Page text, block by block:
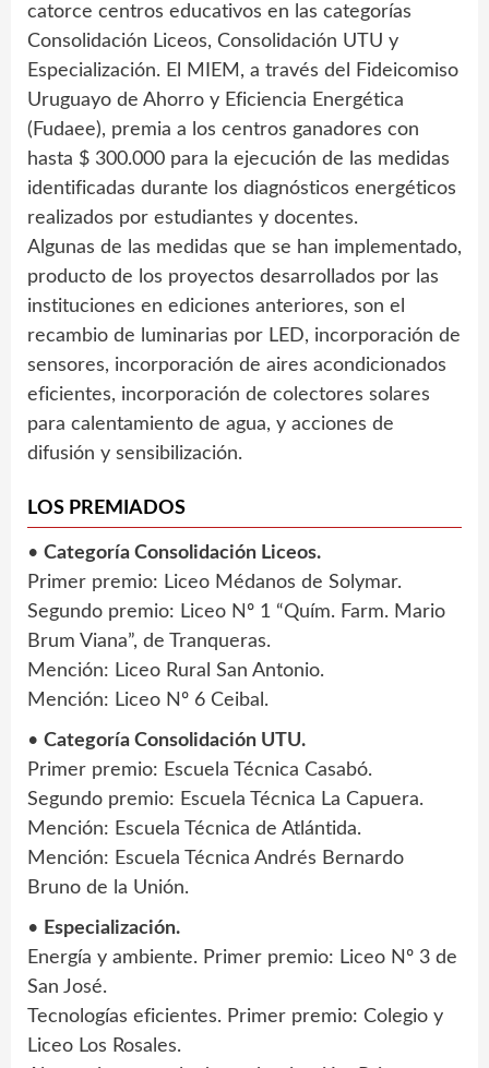
catorce centros educativos en las categorías
Consolidación Liceos, Consolidación UTU y
Especialización. El MIEM, a través del Fideicomiso
Uruguayo de Ahorro y Eficiencia Energética
(Fudaee), premia a los centros ganadores con
hasta $ 300.000 para la ejecución de las medidas
identificadas durante los diagnósticos energéticos
realizados por estudiantes y docentes.
Algunas de las medidas que se han implementado,
producto de los proyectos desarrollados por las
instituciones en ediciones anteriores, son el
recambio de luminarias por LED, incorporación de
sensores, incorporación de aires acondicionados
eficientes, incorporación de colectores solares
para calentamiento de agua, y acciones de
difusión y sensibilización.
LOS PREMIADOS
• Categoría Consolidación Liceos.
Primer premio: Liceo Médanos de Solymar.
Segundo premio: Liceo Nº 1 “Quím. Farm. Mario
Brum Viana”, de Tranqueras.
Mención: Liceo Rural San Antonio.
Mención: Liceo Nº 6 Ceibal.
• Categoría Consolidación UTU.
Primer premio: Escuela Técnica Casabó.
Segundo premio: Escuela Técnica La Capuera.
Mención: Escuela Técnica de Atlántida.
Mención: Escuela Técnica Andrés Bernardo
Bruno de la Unión.
• Especialización.
Energía y ambiente. Primer premio: Liceo Nº 3 de
San José.
Tecnologías eficientes. Primer premio: Colegio y
Liceo Los Rosales.